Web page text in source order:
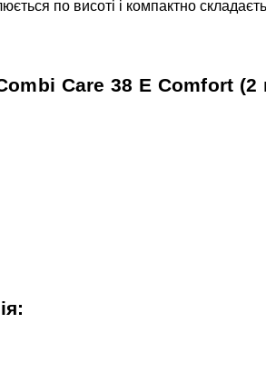
по висоті і компактно
Care 38 E Comfort (2